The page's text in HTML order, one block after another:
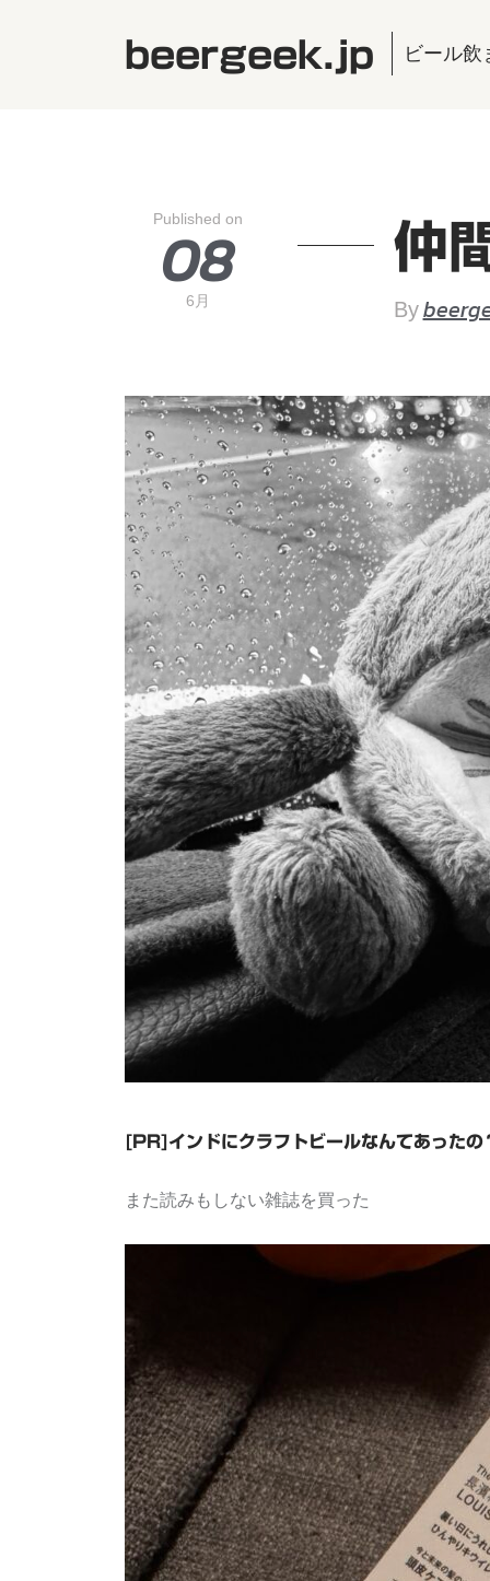
beergeek.jp ビール飲
Published on
08
6月
仲
By
[PR]インドにクラフトビールなんてあった
また読みもしない雑誌を買った